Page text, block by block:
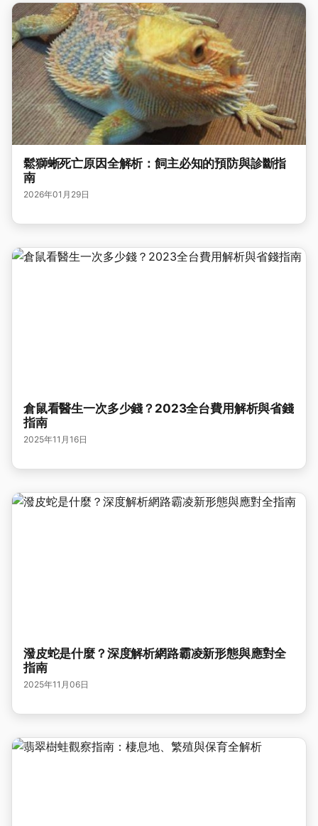
鬆獅蜥死亡原因全解析：飼主必知的預防與診斷指
南
2026年01月29日
倉鼠看醫生一次多少錢？2023全台費用解析與省錢
指南
2025年11月16日
潑皮蛇是什麼？深度解析網路霸凌新形態與應對全
指南
2025年11月06日